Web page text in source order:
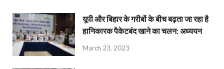
यूपी और बिहार के गरीबों के बीच बढ़ता जा रहा है
हानिकारक पैकेटबंद खाने का चलन: अध्ययन
March 23, 2023